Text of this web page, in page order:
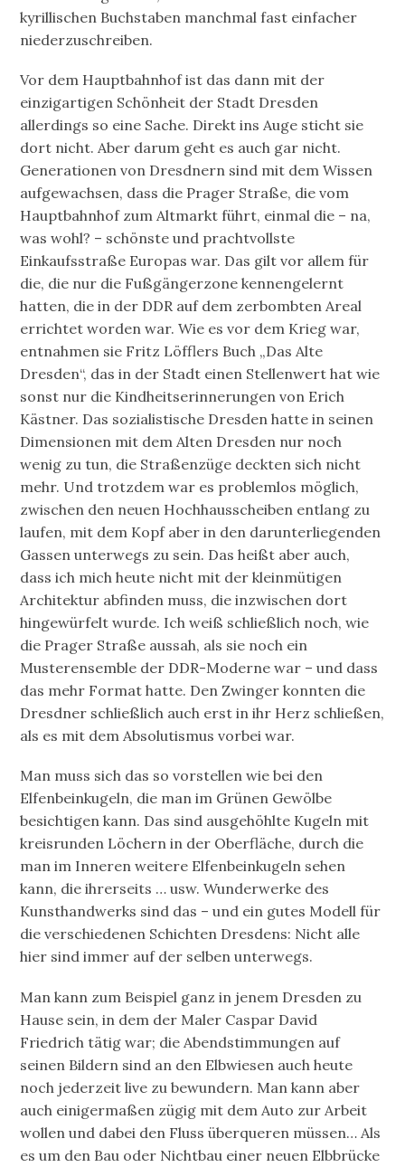
kyrillischen Buchstaben manchmal fast einfacher
niederzuschreiben.
Vor dem Hauptbahnhof ist das dann mit der
einzigartigen Schönheit der Stadt Dresden
allerdings so eine Sache. Direkt ins Auge sticht sie
dort nicht. Aber darum geht es auch gar nicht.
Generationen von Dresdnern sind mit dem Wissen
aufgewachsen, dass die Prager Straße, die vom
Hauptbahnhof zum Altmarkt führt, einmal die – na,
was wohl? – schönste und prachtvollste
Einkaufsstraße Europas war. Das gilt vor allem für
die, die nur die Fußgängerzone kennengelernt
hatten, die in der DDR auf dem zerbombten Areal
errichtet worden war. Wie es vor dem Krieg war,
entnahmen sie Fritz Löfflers Buch „Das Alte
Dresden“, das in der Stadt einen Stellenwert hat wie
sonst nur die Kindheitserinnerungen von Erich
Kästner. Das sozialistische Dresden hatte in seinen
Dimensionen mit dem Alten Dresden nur noch
wenig zu tun, die Straßenzüge deckten sich nicht
mehr. Und trotzdem war es problemlos möglich,
zwischen den neuen Hochhausscheiben entlang zu
laufen, mit dem Kopf aber in den darunterliegenden
Gassen unterwegs zu sein. Das heißt aber auch,
dass ich mich heute nicht mit der kleinmütigen
Architektur abfinden muss, die inzwischen dort
hingewürfelt wurde. Ich weiß schließlich noch, wie
die Prager Straße aussah, als sie noch ein
Musterensemble der DDR-Moderne war – und dass
das mehr Format hatte. Den Zwinger konnten die
Dresdner schließlich auch erst in ihr Herz schließen,
als es mit dem Absolutismus vorbei war.
Man muss sich das so vorstellen wie bei den
Elfenbeinkugeln, die man im Grünen Gewölbe
besichtigen kann. Das sind ausgehöhlte Kugeln mit
kreisrunden Löchern in der Oberfläche, durch die
man im Inneren weitere Elfenbeinkugeln sehen
kann, die ihrerseits … usw. Wunderwerke des
Kunsthandwerks sind das – und ein gutes Modell für
die verschiedenen Schichten Dresdens: Nicht alle
hier sind immer auf der selben unterwegs.
Man kann zum Beispiel ganz in jenem Dresden zu
Hause sein, in dem der Maler Caspar David
Friedrich tätig war; die Abendstimmungen auf
seinen Bildern sind an den Elbwiesen auch heute
noch jederzeit live zu bewundern. Man kann aber
auch einigermaßen zügig mit dem Auto zur Arbeit
wollen und dabei den Fluss überqueren müssen… Als
es um den Bau oder Nichtbau einer neuen Elbbrücke